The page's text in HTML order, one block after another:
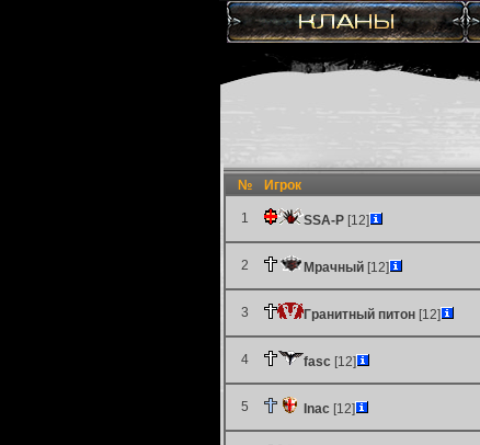
№ Игрок
1 SSA-P [12]
2 Мрачный [12]
3 Гранитный питон [12]
4 fasc [12]
5 Inac [12]